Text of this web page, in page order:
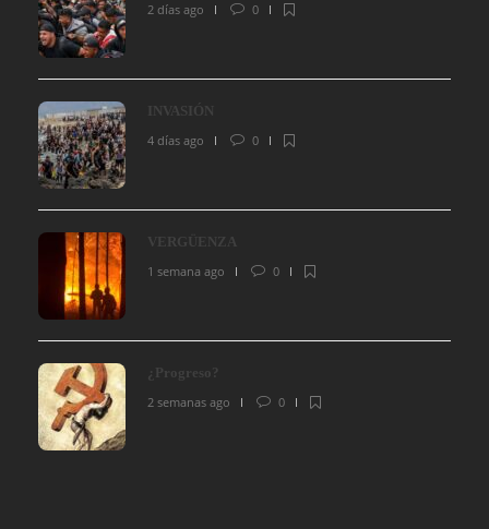
2 días ago
0
INVASIÓN
4 días ago
0
VERGÜENZA
1 semana ago
0
¿Progreso?
2 semanas ago
0